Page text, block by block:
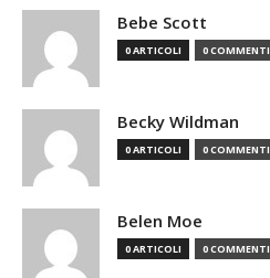
Bebe Scott
0 ARTICOLI 0 COMMENTI
Becky Wildman
0 ARTICOLI 0 COMMENTI
Belen Moe
0 ARTICOLI 0 COMMENTI